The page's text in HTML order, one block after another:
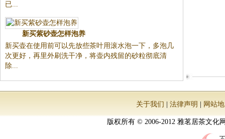
已...
新买紫砂壶怎样泡养
新买壶在使用前可以先放些茶叶用滚水泡一下，多泡几
次更好，再里外刷洗干净，将壶内残留的砂粒彻底清
除...
关于我们 法律声明 网站
版权所有 © 2006-2012 雅茗居茶文化